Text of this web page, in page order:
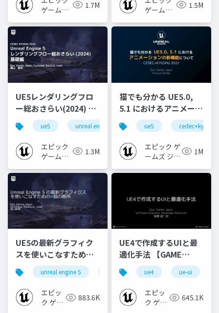
ゲームズ
1.7M
ゲームズ
1.5M
UE5レンダリングフロ
ー総おさらい(2024) 基
礎編！
[CEDEC+KYUSHU
2024]
ue5 unreal engine ue-rendering
エピック
ゲームズ
1.3M
猫でも分かる UE5.0,
5.1 におけるアニメーシ
ョンの新機能について
【CEDEC+KYUSHU
2022】
ue5 cedec+kyushu
エピック ゲ
ームズ ジャ
1M
UE5の最新グラフィク
スを使いこなすための4
個の勘所
[CEDEC+KYUSHU
2023]
unreal engine 5 cedec cedec+kyushu
エピッ
ク ゲー
883.6K
UE4で作成するUIと最
適化手法 【GAME
CREATORS
CONFERENCE '20】
ue4 ue-ui
エピッ
ク ゲー
645.1K